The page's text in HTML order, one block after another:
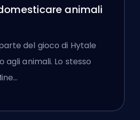
animali
del gioco di Hytale
animali. Lo stesso